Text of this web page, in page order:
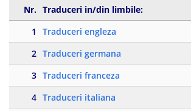
Nr. Traduceri in/din limbile:
1
Traduceri engleza
2 Traduceri germana
3 Traduceri franceza
4 Traduceri italiana